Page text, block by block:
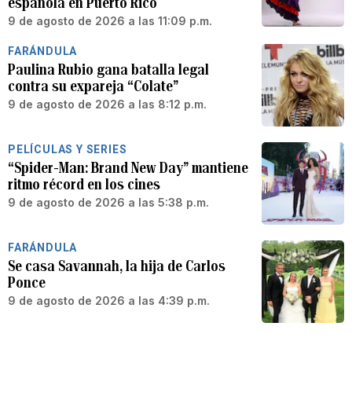
9 de agosto de 2026 a las 11:09 p.m.
FARÁNDULA
Paulina Rubio gana batalla legal
contra su expareja “Colate”
9 de agosto de 2026 a las 8:12 p.m.
PELÍCULAS Y SERIES
“Spider-Man: Brand New Day” mantiene
ritmo récord en los cines
9 de agosto de 2026 a las 5:38 p.m.
FARÁNDULA
Se casa Savannah, la hija de Carlos
Ponce
9 de agosto de 2026 a las 4:39 p.m.